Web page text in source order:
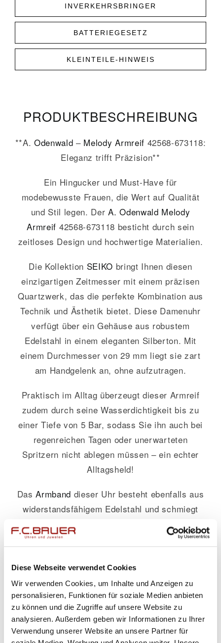
Diese Webseite verwendet Cookies
Wir verwenden Cookies, um Inhalte und Anzeigen zu
personalisieren, Funktionen für soziale Medien anbieten
zu können und die Zugriffe auf unsere Website zu
analysieren. Außerdem geben wir Informationen zu Ihrer
Verwendung unserer Website an unsere Partner für
INVERKEHRSBRINGER
BATTERIEGESETZ
KLEINTEILE-HINWEIS
PRODUKT­­BESCHREIBUNG
**A. Odenwald – Melody Armreif 42568-673118:
Eleganz trifft Präzision**
Ein Hingucker und Must-Have für
modebewusste Frauen, die Wert auf Qualität
und Stil legen. DerA. Odenwald Melody
Armreif 42568-673118 besticht durch sein
zeitloses Design und hochwertige Materialien.
Die Kollektion SEIKO bringt Ihnen diesen
einzigartigen Zeitmesser mit einem präzisen
Quartzwerk, das die perfekte Kombination aus
Technik und Ästhetik bietet. Diese Damenuhr
verfügt über ein Gehäuse aus robustem
Edelstahl in einem eleganten Silberton. Mit
einem Durchmesser von 29 mm liegt sie zart
am Handgelenk an, ohne aufzutragen.
Praktisch im Alltag überzeugt dieser Armreif
zudem durch seine Wasserdichtigkeit bis zu
einer Tiefe von 5 Bar, sodass Sie ihn auch bei
regenreichen Tagen oder unerwarteten
Spritzern nicht ablegen müssen – ein echter
Alltagsheld!
DasArmband dieser Uhr besteht ebenfalls aus
widerstandsfähigem Edelstahl und schmiegt
sich dank seiner feinen Verarbeitung perfekt
um Ihr Handgelenk. Die silberne Farbe des
hervorragend mit dem reinweißen Zifferblatt der
Uhr, welches puristische Klarheit vermittelt.
Mit dem A.OdenwaldMelody Armreif setzen
Sie Akzente – ob im Büro, beim Dinner oder im
Alltagstrubel; diese stilvolle Damenuhr verleiht